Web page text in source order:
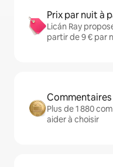
Prix par nuit à
Licán Ray
partir de 9 € par
Commentaires
Plus de 1 880
aider à choisir